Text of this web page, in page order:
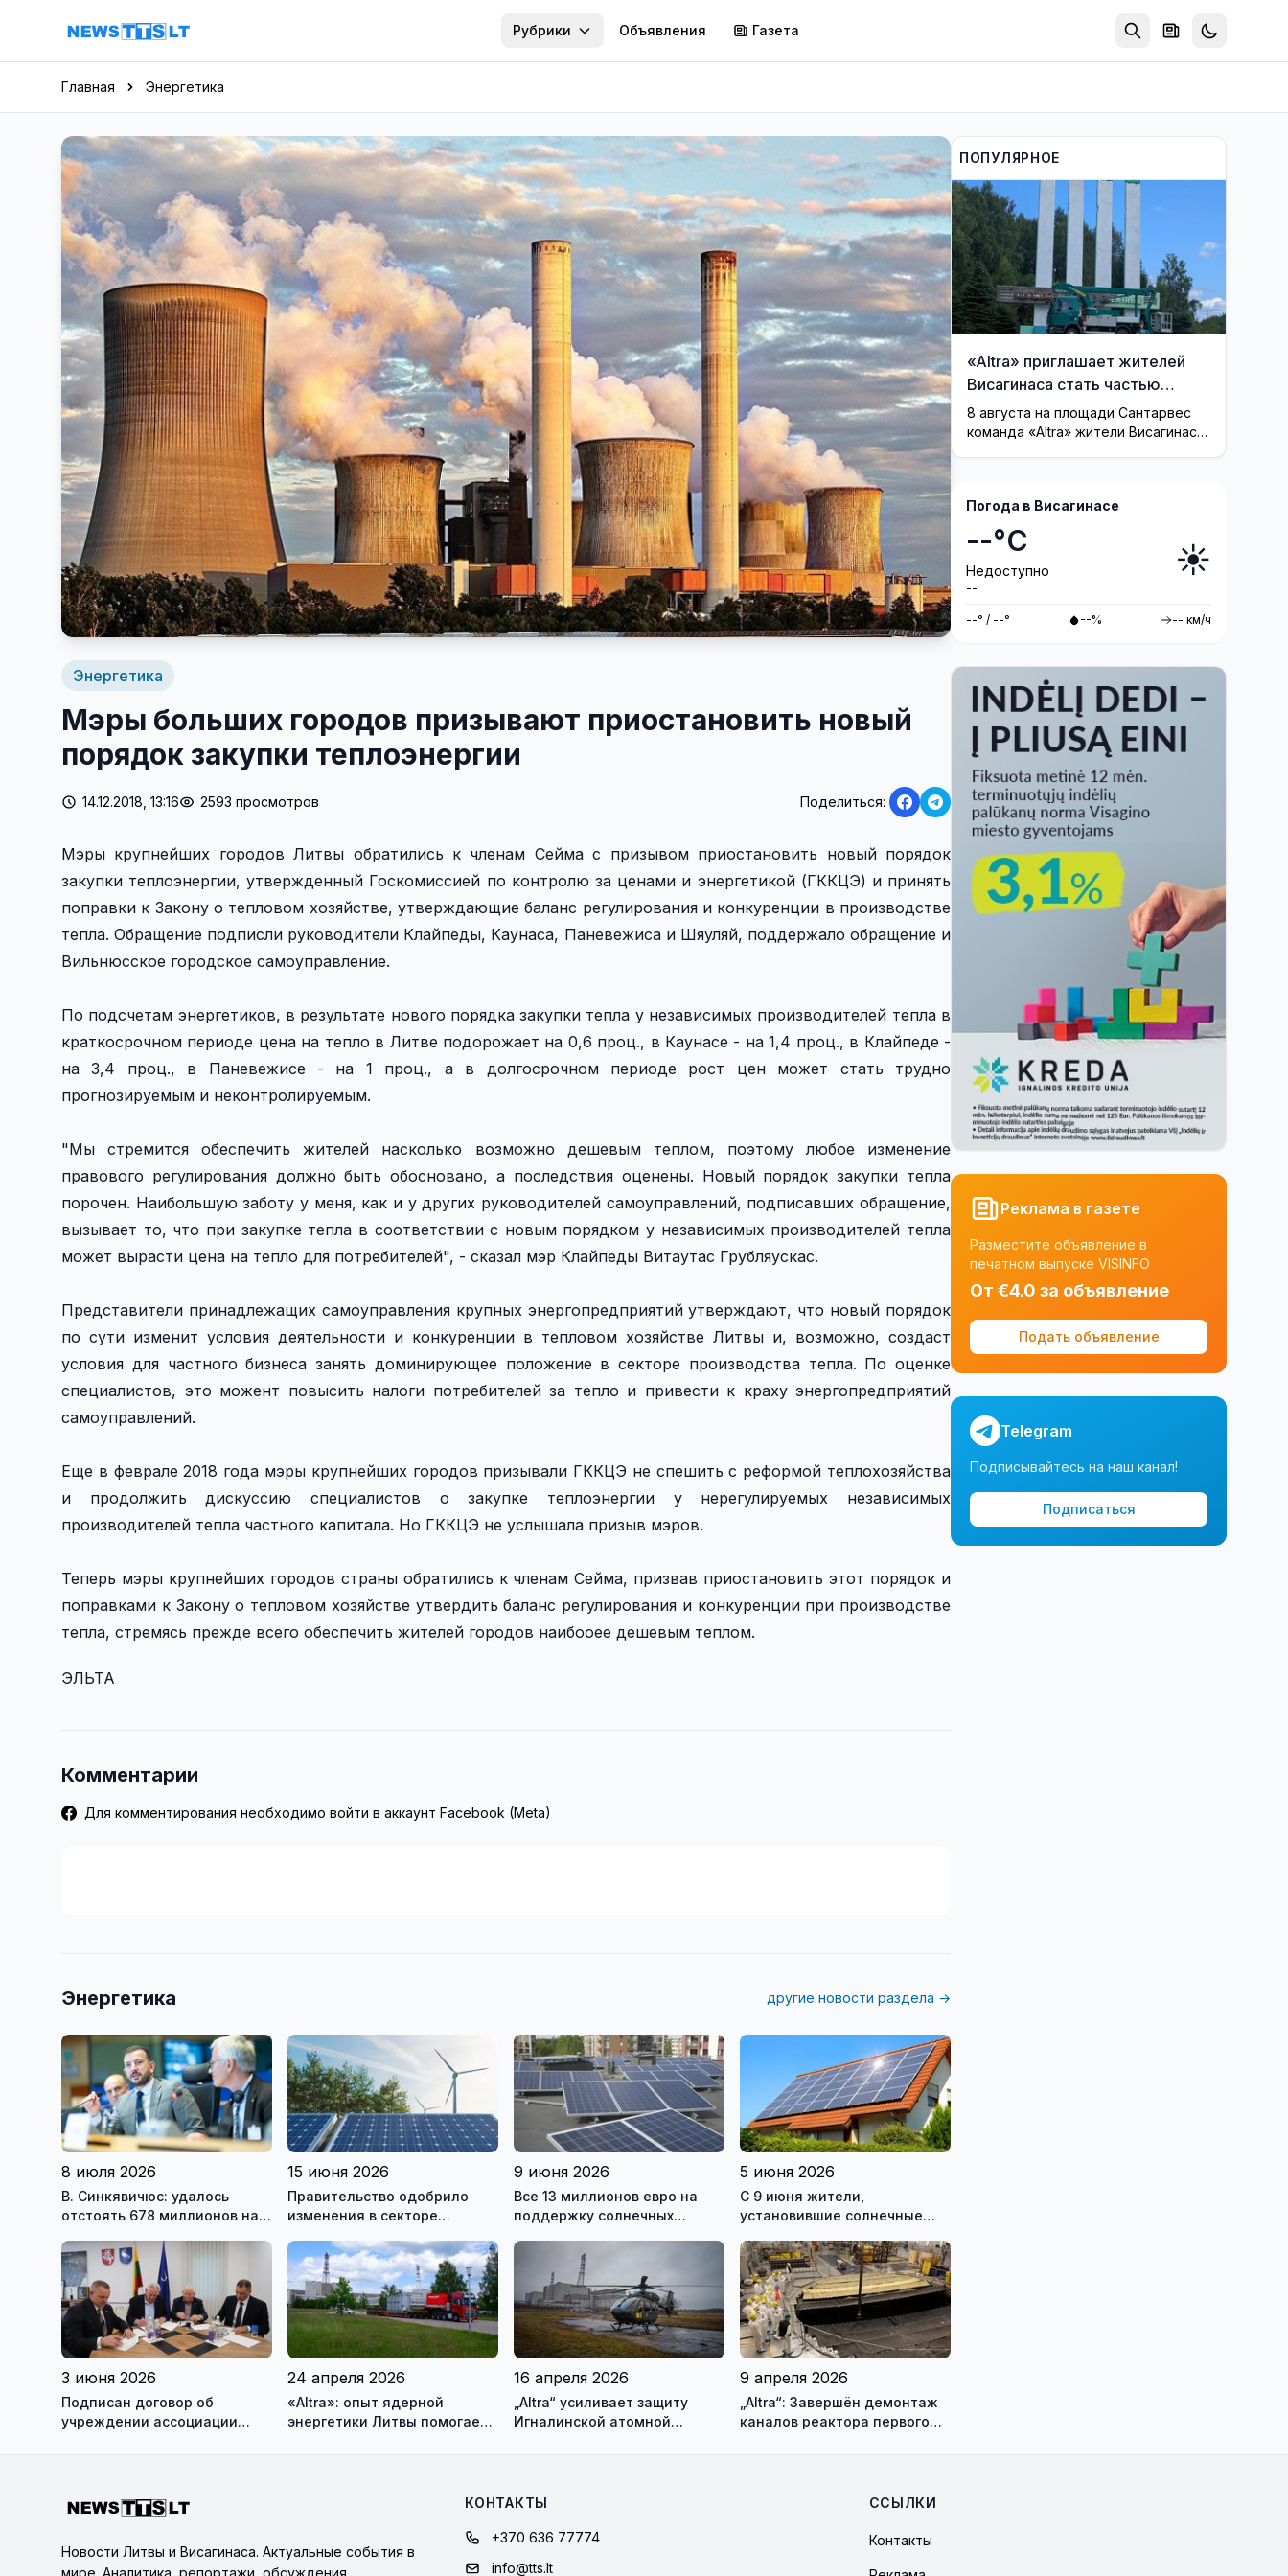
Перейти к содержимому
Рубрики Объявления Газета
Главная Энергетика
Энергетика
Мэры больших городов призывают приостановить новый
порядок закупки теплоэнергии
14.12.2018, 13:16 2593 просмотров Поделиться:
Мэры крупнейших городов Литвы обратились к членам Сейма с призывом приостановить новый порядок
закупки теплоэнергии, утвержденный Госкомиссией по контролю за ценами и энергетикой (ГККЦЭ) и принять
поправки к Закону о тепловом хозяйстве, утверждающие баланс регулирования и конкуренции в производстве
тепла. Обращение подписли руководители Клайпеды, Каунаса, Паневежиса и Шяуляй, поддержало обращение и
Вильнюсское городское самоуправление.
По подсчетам энергетиков, в результате нового порядка закупки тепла у независимых производителей тепла в
краткосрочном периоде цена на тепло в Литве подорожает на 0,6 проц., в Каунасе - на 1,4 проц., в Клайпеде -
на 3,4 проц., в Паневежисе - на 1 проц., а в долгосрочном периоде рост цен может стать трудно
прогнозируемым и неконтролируемым.
"Мы стремится обеспечить жителей насколько возможно дешевым теплом, поэтому любое изменение
правового регулирования должно быть обосновано, а последствия оценены. Новый порядок закупки тепла
порочен. Наибольшую заботу у меня, как и у других руководителей самоуправлений, подписавших обращение,
вызывает то, что при закупке тепла в соответствии с новым порядком у независимых производителей тепла
может вырасти цена на тепло для потребителей", - сказал мэр Клайпеды Витаутас Грубляускас.
Представители принадлежащих самоуправления крупных энергопредприятий утверждают, что новый порядок
по сути изменит условия деятельности и конкуренции в тепловом хозяйстве Литвы и, возможно, создаст
условия для частного бизнеса занять доминирующее положение в секторе производства тепла. По оценке
специалистов, это можент повысить налоги потребителей за тепло и привести к краху энергопредприятий
самоуправлений.
Еще в феврале 2018 года мэры крупнейших городов призывали ГККЦЭ не спешить с реформой теплохозяйства
и продолжить дискуссию специалистов о закупке теплоэнергии у нерегулируемых независимых
производителей тепла частного капитала. Но ГККЦЭ не услышала призыв мэров.
Теперь мэры крупнейших городов страны обратились к членам Сейма, призвав приостановить этот порядок и
поправками к Закону о тепловом хозяйстве утвердить баланс регулирования и конкуренции при производстве
тепла, стремясь прежде всего обеспечить жителей городов наибооее дешевым теплом.
ЭЛЬТА
Комментарии
Для комментирования необходимо войти в аккаунт Facebook (Meta)
Энергетика другие новости раздела →
8 июля 2026
В. Синкявичюс: удалось
отстоять 678 миллионов на
15 июня 2026
Правительство одобрило
изменения в секторе
9 июня 2026
Все 13 миллионов евро на
поддержку солнечных
за один день
5 июня 2026
С 9 июня жители,
установившие солнечные
подавать заявки на
получение поддержки
3 июня 2026
Подписан договор об
учреждении ассоциации
24 апреля 2026
«Altra»: опыт ядерной
энергетики Литвы помогает
16 апреля 2026
„Altra“ усиливает защиту
Игналинской атомной
9 апреля 2026
„Altra“: Завершён демонтаж
каналов реактора первого
ПОПУЛЯРНОЕ
«Altra» приглашает жителей
Висагинаса стать частью
истории обновлённой стелы
8 августа на площади Сантарвес
команда «Altra» жители Висагинаса
Погода в Висагинасе
--°C
Недоступно
--
☀️
--° / --° --% -- км/ч
Реклама в газете
Разместите объявление в
печатном выпуске VISINFO
От €4.0 за объявление
Подать объявление
Telegram
Подписывайтесь на наш канал!
Подписаться
Новости Литвы и Висагинаса. Актуальные события в
КОНТАКТЫ
+370 636 77774
info@tts.lt
ССЫЛКИ
Контакты